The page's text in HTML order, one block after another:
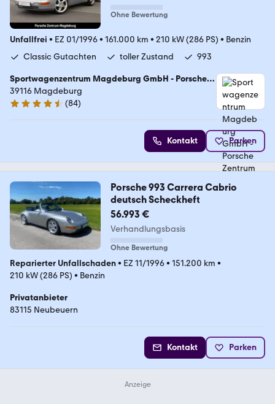
Ohne Bewertung
Unfallfrei • EZ 01/1996• 161.000 km • 210 kW (286 PS) • Benzin
Classic Gutachten
toller Zustand 993
Sportwagenzentrum Magdeburg GmbH - Porsche
Zentrum Magdeburg
39116 Magdeburg
4.6 Sterne
(84)
Kontakt Parken
Porsche 993 Carrera Cabrio
deutsch Scheckheft
56.993 €
Verhandlungsbasis
Ohne Bewertung
Reparierter Unfallschaden• EZ 11/1996• 151.200 km •
210 kW (286 PS) • Benzin
Privatanbieter
83115 Neubeuern
Kontakt Parken